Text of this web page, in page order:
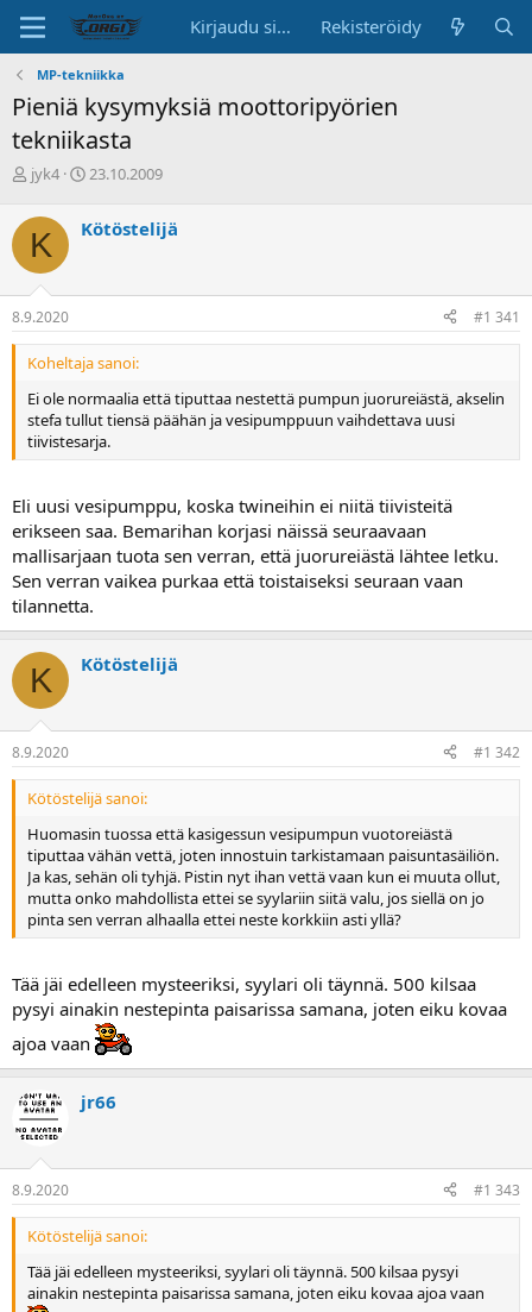
Kirjaudu sisään Rekisteröidy
MP-tekniikka
Pieniä kysymyksiä moottoripyörien
tekniikasta
K
s
k
u
s
t
e
l
u
a
l
o
a
j
a
jyk4
A
i
s
ä
i
ä
23.10.2009
K Kötöstelijä
8.9.2020 #1 341
Koheltaja sanoi:
Ei ole normaalia että tiputtaa nestettä pumpun juorureiästä, akselin
stefa tullut tiensä päähän ja vesipumppuun vaihdettava uusi
tiivistesarja.
Eli uusi vesipumppu, koska twineihin ei niitä tiivisteitä
erikseen saa. Bemarihan korjasi näissä seuraavaan
mallisarjaan tuota sen verran, että juorureiästä lähtee letku.
Sen verran vaikea purkaa että toistaiseksi seuraan vaan
tilannetta.
K Kötöstelijä
8.9.2020 #1 342
Kötöstelijä sanoi:
Huomasin tuossa että kasigessun vesipumpun vuotoreiästä
tiputtaa vähän vettä, joten innostuin tarkistamaan paisuntasäiliön.
Ja kas, sehän oli tyhjä. Pistin nyt ihan vettä vaan kun ei muuta ollut,
mutta onko mahdollista ettei se syylariin siitä valu, jos siellä on jo
pinta sen verran alhaalla ettei neste korkkiin asti yllä?
Tää jäi edelleen mysteeriksi, syylari oli täynnä. 500 kilsaa
pysyi ainakin nestepinta paisarissa samana, joten eiku kovaa
ajoa vaan
jr66
8.9.2020 #1 343
Kötöstelijä sanoi:
Tää jäi edelleen mysteeriksi, syylari oli täynnä. 500 kilsaa pysyi
ainakin nestepinta paisarissa samana, joten eiku kovaa ajoa vaan